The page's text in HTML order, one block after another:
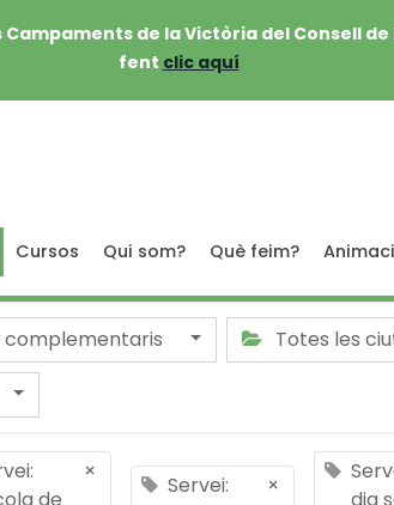
de la Victòria del Consell
fent clic aquí
Cursos Qui som? Què feim?
complementaris
Totes les
×
Servei:
×